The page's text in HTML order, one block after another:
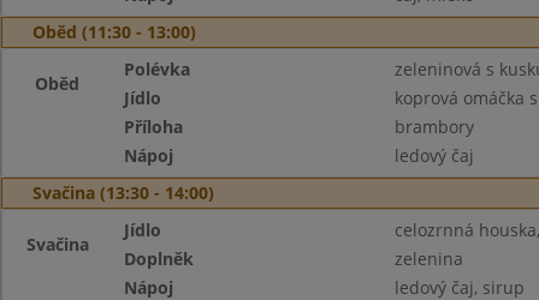
Oběd (11:30 - 13:00)
Oběd
Polévka
zeleninová s
Jídlo
koprová omáčka
Příloha
brambory
Nápoj
ledový čaj
Svačina (13:30 - 14:00)
Svačina
Jídlo
celozrnná
Doplněk
zelenina
Nápoj
ledový čaj, sirup